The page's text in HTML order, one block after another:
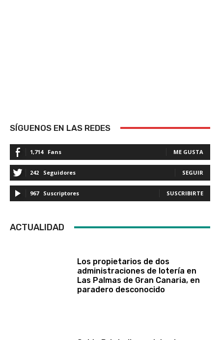
SÍGUENOS EN LAS REDES
1,714 Fans ME GUSTA
242 Seguidores SEGUIR
967 Suscriptores SUSCRIBIRTE
ACTUALIDAD
Los propietarios de dos
administraciones de lotería en
Las Palmas de Gran Canaria, en
paradero desconocido